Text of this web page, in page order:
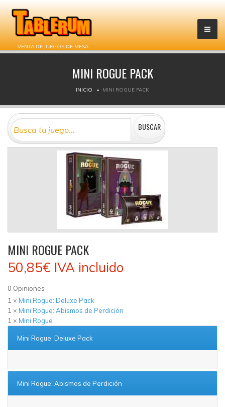
VENTA DE JUEGOS DE MESA
MINI ROGUE PACK
INICIO MINI ROGUE PACK
MINI ROGUE PACK
50,85€ IVA incluido
0 Opiniones
1 × Mini Rogue: Deluxe Pack
1 × Mini Rogue: Abismos de Perdición
1 × Mini Rogue
Mini Rogue: Deluxe Pack
Mini Rogue: Abismos de Perdición